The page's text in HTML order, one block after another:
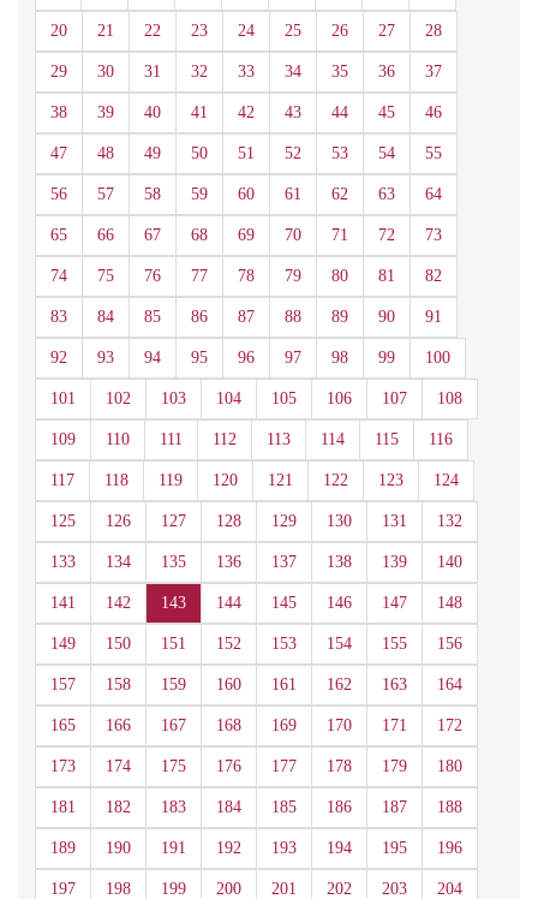
20 21 22 23 24 25 26 27 28
29 30 31 32 33 34 35 36 37
38 39 40 41 42 43 44 45 46
47 48 49 50 51 52 53 54 55
56 57 58 59 60 61 62 63 64
65 66 67 68 69 70 71 72 73
74 75 76 77 78 79 80 81 82
83 84 85 86 87 88 89 90 91
92 93 94 95 96 97 98 99 100
101 102 103 104 105 106 107 108
109 110 111 112 113 114 115 116
117 118 119 120 121 122 123 124
125 126 127 128 129 130 131 132
133 134 135 136 137 138 139 140
141 142 143 144 145 146 147 148
149 150 151 152 153 154 155 156
157 158 159 160 161 162 163 164
165 166 167 168 169 170 171 172
173 174 175 176 177 178 179 180
181 182 183 184 185 186 187 188
189 190 191 192 193 194 195 196
197 198 199 200 201 202 203 204